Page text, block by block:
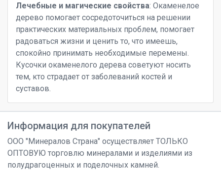
Лечебные и магические свойства: Окаменелое
дерево помогает сосредоточиться на решении
практических материальных проблем, помогает
радоваться жизни и ценить то, что имеешь,
спокойно принимать необходимые перемены.
Кусочки окаменелого дерева советуют носить
тем, кто страдает от заболеваний костей и
суставов.
Информация для покупателей
ООО "Минералов Страна" осуществляет ТОЛЬКО
ОПТОВУЮ торговлю минералами и изделиями из
полудрагоценных и поделочных камней.